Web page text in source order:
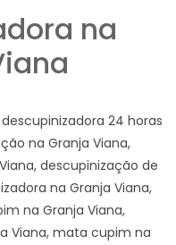
na
24 horas
na Granja Viana,
descupinização de
na Granja Viana,
na Granja Viana,
Viana, mata cupim na